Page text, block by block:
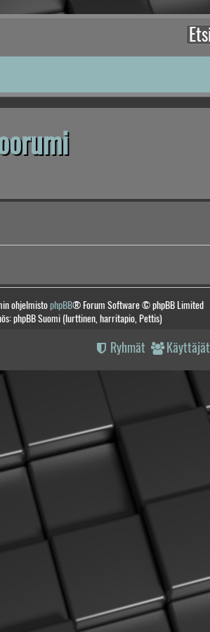
ohjelmistophpBB® Forum Software © phpBB Limited
phpBB Suomi (lurttinen, harritapio, Pettis)
Käyttäjät
Ryhmät